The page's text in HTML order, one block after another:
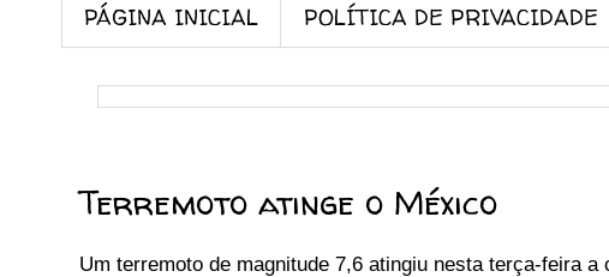
PÁGINA INICIAL POLÍTICA DE PRIVACIDADE
Terremoto atinge o México
Um terremoto de magnitude 7,6 atingiu nesta terça-feira